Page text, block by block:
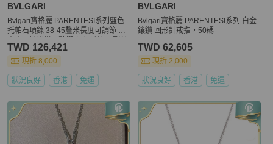
BVLGARI
Bvlgari寶格麗 PARENTESI系列藍色
托帕石項鍊 38-45釐米長度可調節 名
剔透 搭配18K白金鍊條 氣質優雅
TWD 126,421
現折 8,000
狀況良好 香港 免運
BVLGARI
Bvlgari寶格麗 PARENTESI系列 白金
鑲鑽 回形針戒指，50碼
TWD 62,605
現折 2,000
狀況良好 香港 免運